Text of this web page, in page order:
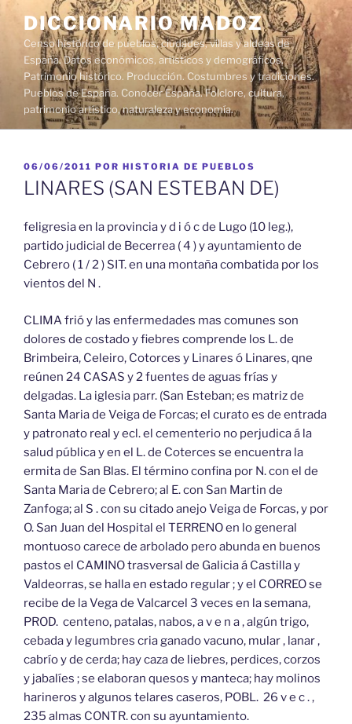
contenido
DICCIONARIO MADOZ
Censo histórico de pueblos, ciudades, villas y aldeas de
España. Datos económicos, artísticos y demográficos.
Patrimonio histórico. Producción. Costumbres y tradiciones.
Pueblos de España. Conocer España. Folclore, cultura,
patrimonio artístico, naturaleza y economía.
PUBLICADO
EL
06/06/2011 POR HISTORIA DE PUEBLOS
LINARES (SAN ESTEBAN DE)
feligresia en la provincia y d i ó c de Lugo (10 leg.),
partido judicial de Becerrea ( 4 ) y ayuntamiento de
Cebrero ( 1 / 2 ) SIT. en una montaña combatida por los
vientos del N .
CLIMA frió y las enfermedades mas comunes son
dolores de costado y fiebres comprende los L. de
Brimbeira, Celeiro, Cotorces y Linares ó Linares, qne
reúnen 24 CASAS y 2 fuentes de aguas frías y
delgadas. La iglesia parr. (San Esteban; es matriz de
Santa Maria de Veiga de Forcas; el curato es de entrada
y patronato real y ecl. el cementerio no perjudica á la
salud pública y en el L. de Coterces se encuentra la
ermita de San Blas. El término confina por N. con el de
Santa Maria de Cebrero; al E. con San Martin de
Zanfoga; al S . con su citado anejo Veiga de Forcas, y por
O. San Juan del Hospital el TERRENO en lo general
montuoso carece de arbolado pero abunda en buenos
pastos el CAMINO trasversal de Galicia á Castilla y
Valdeorras, se halla en estado regular ; y el CORREO se
recibe de la Vega de Valcarcel 3 veces en la semana,
PROD. centeno, patalas, nabos, a v e n a , algún trigo,
cebada y legumbres cria ganado vacuno, mular , lanar ,
cabrío y de cerda; hay caza de liebres, perdices, corzos
y jabalíes ; se elaboran quesos y manteca; hay molinos
harineros y algunos telares caseros, POBL. 26 v e c . ,
235 almas CONTR. con su ayuntamiento.